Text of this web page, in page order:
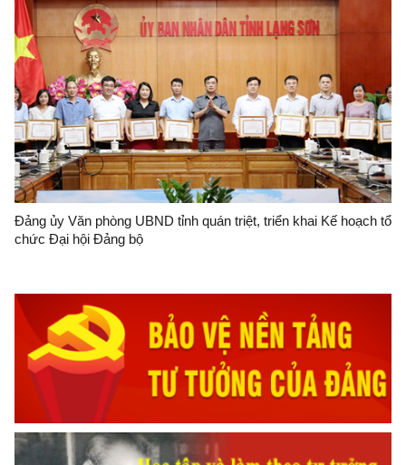
Đảng ủy Văn phòng UBND tỉnh quán triệt, triển khai Kế hoạch tổ
chức Đại hội Đảng bộ